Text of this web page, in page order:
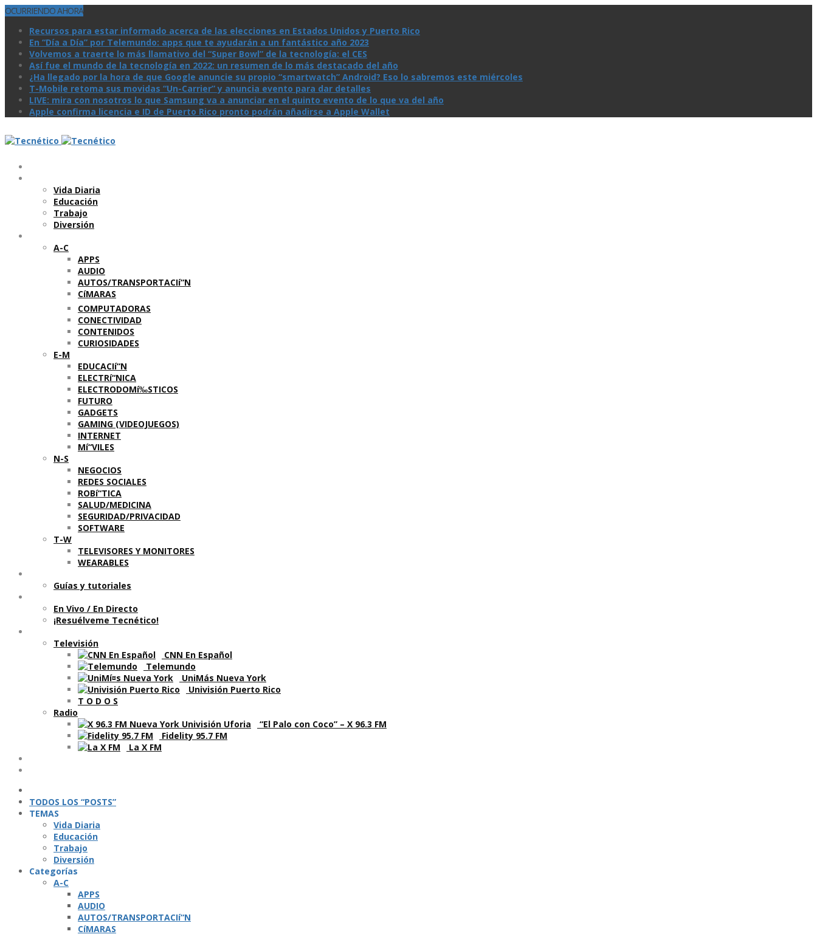
OCURRIENDO AHORA
Recursos para estar informado acerca de las elecciones en Estados Unidos y Puerto Rico
En “Día a Día” por Telemundo: apps que te ayudarán a un fantástico año 2023
Volvemos a traerte lo más llamativo del “Super Bowl” de la tecnologí­a: el CES
Así­ fue el mundo de la tecnologí­a en 2022: un resumen de lo más destacado del año
¿Ha llegado por la hora de que Google anuncie su propio “smartwatch” Android? Eso lo sabremos este miércoles
T-Mobile retoma sus movidas “Un-Carrier” y anuncia evento para dar detalles
LIVE: mira con nosotros lo que Samsung va a anunciar en el quinto evento de lo que va del año
Apple confirma licencia e ID de Puerto Rico pronto podrán añadirse a Apple Wallet
Vida Diaria
Educación
Trabajo
Diversión
A-C
APPS
AUDIO
AUTOS/TRANSPORTACIí“N
CíMARAS
COMPUTADORAS
CONECTIVIDAD
CONTENIDOS
CURIOSIDADES
E-M
EDUCACIí“N
ELECTRí“NICA
ELECTRODOMí‰STICOS
FUTURO
GADGETS
GAMING (VIDEOJUEGOS)
INTERNET
Mí“VILES
N-S
NEGOCIOS
REDES SOCIALES
ROBí“TICA
SALUD/MEDICINA
SEGURIDAD/PRIVACIDAD
SOFTWARE
T-W
TELEVISORES Y MONITORES
WEARABLES
Guí­as y tutoriales
En Vivo / En Directo
¡Resuélveme Tecnético!
Televisión
CNN En Español
Telemundo
UniMás Nueva York
Univisión Puerto Rico
T O D O S
Radio
“El Palo con Coco” – X 96.3 FM
Fidelity 95.7 FM
La X FM
TODOS LOS “POSTS”
TEMAS
Vida Diaria
Educación
Trabajo
Diversión
Categorí­as
A-C
APPS
AUDIO
AUTOS/TRANSPORTACIí“N
CíMARAS